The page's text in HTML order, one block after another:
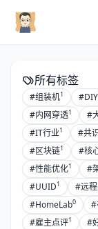
所有标签
#组装机1 #DIY
#内网穿透1 #
#IT行业1 #共
#区块链1 #核
#性能优化1 #
#UUID1 #远
#HomeLab0 #
#雇主点评1 #